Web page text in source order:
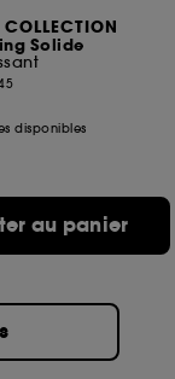
COLLECTION
Solide
disponibles
au panier